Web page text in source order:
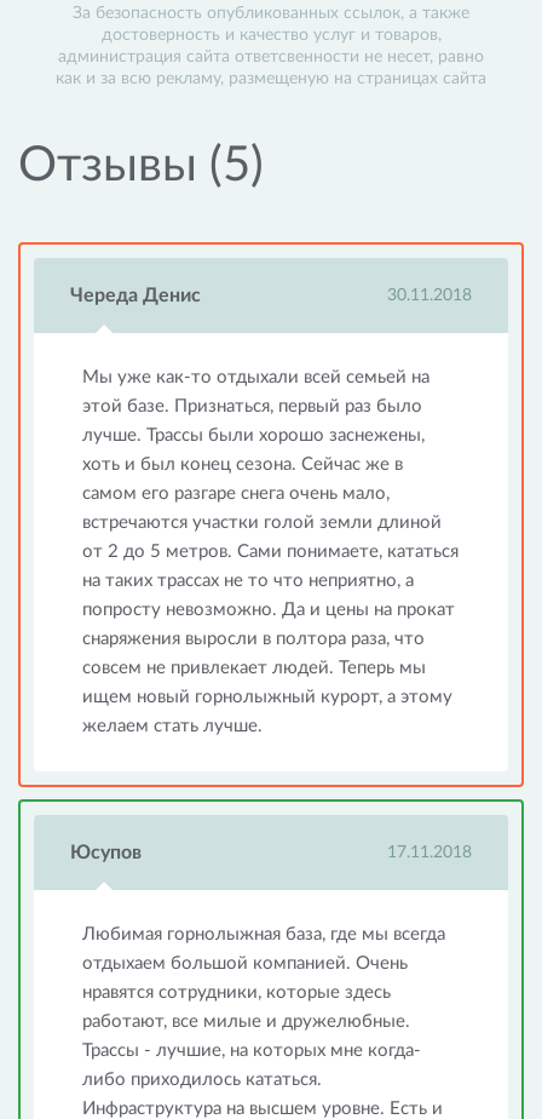
За безопасность опубликованных ссылок, а также
достоверность и качество услуг и товаров,
администрация сайта ответсвенности не несет, равно
как и за всю рекламу, размещеную на страницах сайта
Отзывы (5)
Череда Денис 30.11.2018
Мы уже как-то отдыхали всей семьей на
этой базе. Признаться, первый раз было
лучше. Трассы были хорошо заснежены,
хоть и был конец сезона. Сейчас же в
самом его разгаре снега очень мало,
встречаются участки голой земли длиной
от 2 до 5 метров. Сами понимаете, кататься
на таких трассах не то что неприятно, а
попросту невозможно. Да и цены на прокат
снаряжения выросли в полтора раза, что
совсем не привлекает людей. Теперь мы
ищем новый горнолыжный курорт, а этому
желаем стать лучше.
Юсупов 17.11.2018
Любимая горнолыжная база, где мы всегда
отдыхаем большой компанией. Очень
нравятся сотрудники, которые здесь
работают, все милые и дружелюбные.
Трассы - лучшие, на которых мне когда-
либо приходилось кататься.
Инфраструктура на высшем уровне. Есть и